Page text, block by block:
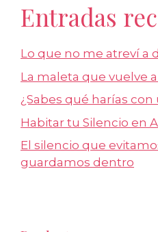
Entradas
Lo que no me atreví a
La maleta que vuelve a
¿Sabes qué harías con
Habitar tu Silencio en
El silencio que
guardamos dentro